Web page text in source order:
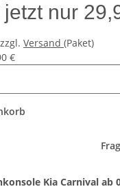
jetzt nur
Versand (Paket)
€
Kia Carnival ab